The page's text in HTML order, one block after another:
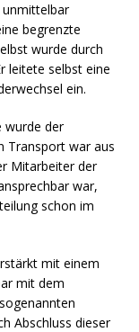
begrenzte
wurde durch
leitete selbst eine
ein.
wurde der
Transport war aus
Mitarbeiter der
war,
schon im
mit einem
mit dem
Abschluss dieser